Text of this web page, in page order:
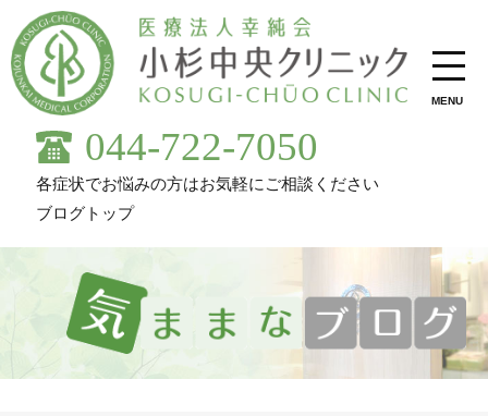
MENU
044-722-7050
各症状でお悩みの方はお気軽にご相談ください
ブログトップ